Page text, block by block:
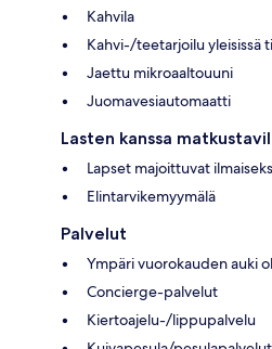
Kahvila
Kahvi-/teetarjoilu yleisissä
Jaettu mikroaaltouuni
Juomavesiautomaatti
Lasten kanssa
Lapset majoittuvat
Elintarvikemyymälä
Palvelut
Ympäri vuorokauden auki
Concierge-palvelut
Kiertoajelu-/lippupalvelu